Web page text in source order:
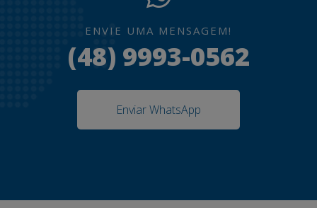
ENVIE UMA MENSAGEM!
(48) 9993-0562
Enviar WhatsApp